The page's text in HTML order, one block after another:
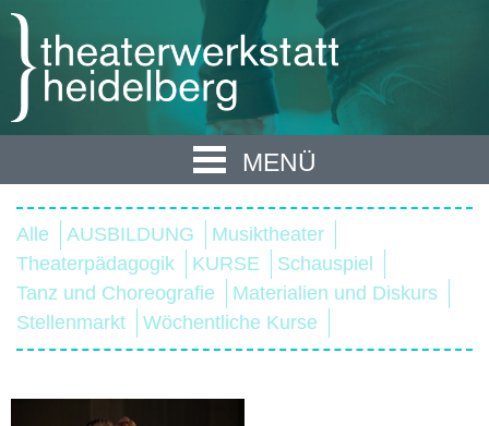
MENÜ
Alle AUSBILDUNG
Musiktheater
Theaterpädagogik
KURSE
Schauspiel
Tanz und Choreografie
Materialien und Diskurs
Stellenmarkt
Wöchentliche Kurse